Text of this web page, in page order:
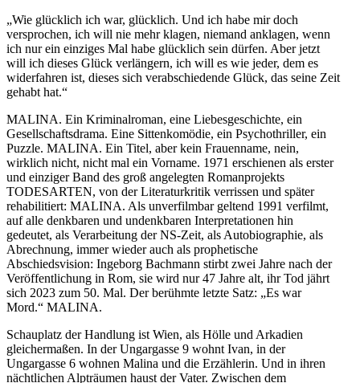
„Wie glücklich ich war, glücklich. Und ich habe mir doch
versprochen, ich will nie mehr klagen, niemand anklagen, wenn
ich nur ein einziges Mal habe glücklich sein dürfen. Aber jetzt
will ich dieses Glück verlängern, ich will es wie jeder, dem es
widerfahren ist, dieses sich verabschiedende Glück, das seine Zeit
gehabt hat.“
MALINA. Ein Kriminalroman, eine Liebesgeschichte, ein
Gesellschaftsdrama. Eine Sittenkomödie, ein Psychothriller, ein
Puzzle. MALINA. Ein Titel, aber kein Frauenname, nein,
wirklich nicht, nicht mal ein Vorname. 1971 erschienen als erster
und einziger Band des groß angelegten Romanprojekts
TODESARTEN, von der Literaturkritik verrissen und später
rehabilitiert: MALINA. Als unverfilmbar geltend 1991 verfilmt,
auf alle denkbaren und undenkbaren Interpretationen hin
gedeutet, als Verarbeitung der NS-Zeit, als Autobiographie, als
Abrechnung, immer wieder auch als prophetische
Abschiedsvision: Ingeborg Bachmann stirbt zwei Jahre nach der
Veröffentlichung in Rom, sie wird nur 47 Jahre alt, ihr Tod jährt
sich 2023 zum 50. Mal. Der berühmte letzte Satz: „Es war
Mord.“ MALINA.
Schauplatz der Handlung ist Wien, als Hölle und Arkadien
gleichermaßen. In der Ungargasse 9 wohnt Ivan, in der
Ungargasse 6 wohnen Malina und die Erzählerin. Und in ihren
nächtlichen Alpträumen haust der Vater. Zwischen dem